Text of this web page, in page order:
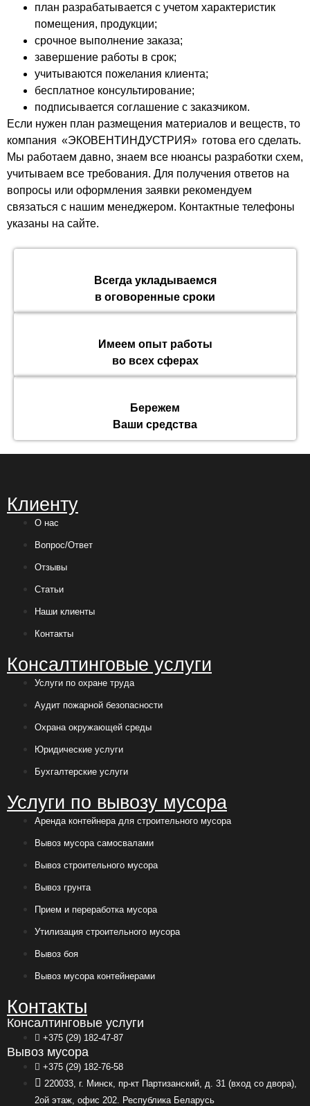
план разрабатывается с учетом характеристик
помещения, продукции;
срочное выполнение заказа;
завершение работы в срок;
учитываются пожелания клиента;
бесплатное консультирование;
подписывается соглашение с заказчиком.
Если нужен план размещения материалов и веществ, то
компания «ЭКОВЕНТИНДУСТРИЯ» готова его сделать.
Мы работаем давно, знаем все нюансы разработки схем,
учитываем все требования. Для получения ответов на
вопросы или оформления заявки рекомендуем
связаться с нашим менеджером. Контактные телефоны
указаны на сайте.
Всегда укладываемся
в оговоренные сроки
Имеем опыт работы
во всех сферах
Бережем
Ваши средства
Клиенту
О нас
Вопрос/Ответ
Отзывы
Статьи
Наши клиенты
Контакты
Консалтинговые услуги
Услуги по охране труда
Аудит пожарной безопасности
Охрана окружающей среды
Юридические услуги
Бухгалтерские услуги
Услуги по вывозу мусора
Аренда контейнера для строительного мусора
Вывоз мусора самосвалами
Вывоз строительного мусора
Вывоз грунта
Прием и переработка мусора
Утилизация строительного мусора
Вывоз боя
Вывоз мусора контейнерами
Контакты
Консалтинговые услуги
+375 (29) 182-47-87
Вывоз мусора
+375 (29) 182-76-58
220033, г. Минск, пр-кт Партизанский, д. 31 (вход со двора),
2ой этаж, офис 202. Республика Беларусь